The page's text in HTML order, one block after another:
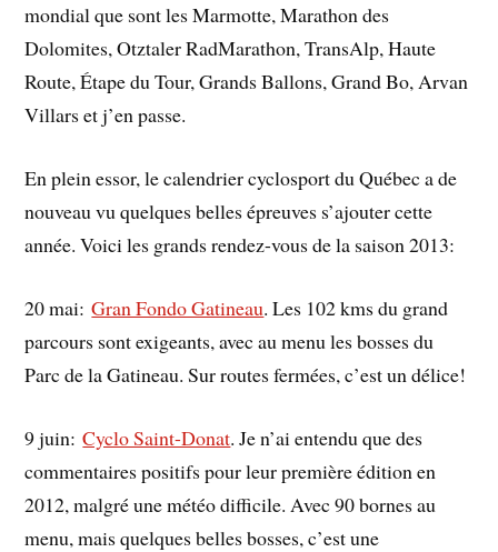
mondial que sont les Marmotte, Marathon des
Dolomites, Otztaler RadMarathon, TransAlp, Haute
Route, Étape du Tour, Grands Ballons, Grand Bo, Arvan
Villars et j’en passe.
En plein essor, le calendrier cyclosport du Québec a de
nouveau vu quelques belles épreuves s’ajouter cette
année. Voici les grands rendez-vous de la saison 2013:
20 mai:Gran Fondo Gatineau. Les 102 kms du grand
parcours sont exigeants, avec au menu les bosses du
Parc de la Gatineau. Sur routes fermées, c’est un délice!
9 juin:Cyclo Saint-Donat. Je n’ai entendu que des
commentaires positifs pour leur première édition en
2012, malgré une météo difficile. Avec 90 bornes au
menu, mais quelques belles bosses, c’est une